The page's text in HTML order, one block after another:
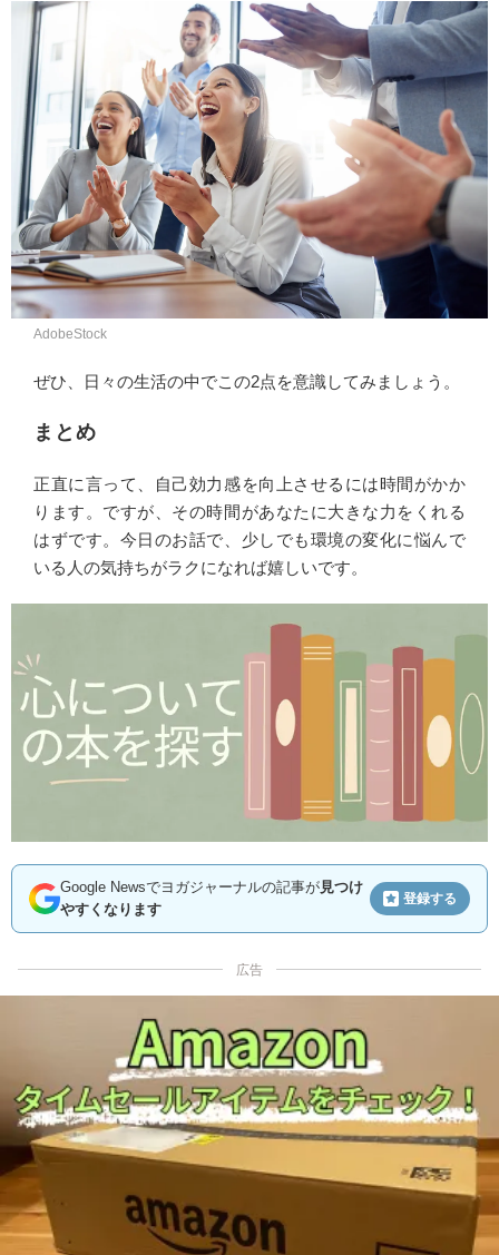
AdobeStock
ぜひ、日々の生活の中でこの2点を意識してみましょう。
まとめ
正直に言って、自己効力感を向上させるには時間がかか
ります。ですが、その時間があなたに大きな力をくれる
はずです。今日のお話で、少しでも環境の変化に悩んで
いる人の気持ちがラクになれば嬉しいです。
Google Newsでヨガジャーナルの記事が見つけ
やすくなります
登録する
広告